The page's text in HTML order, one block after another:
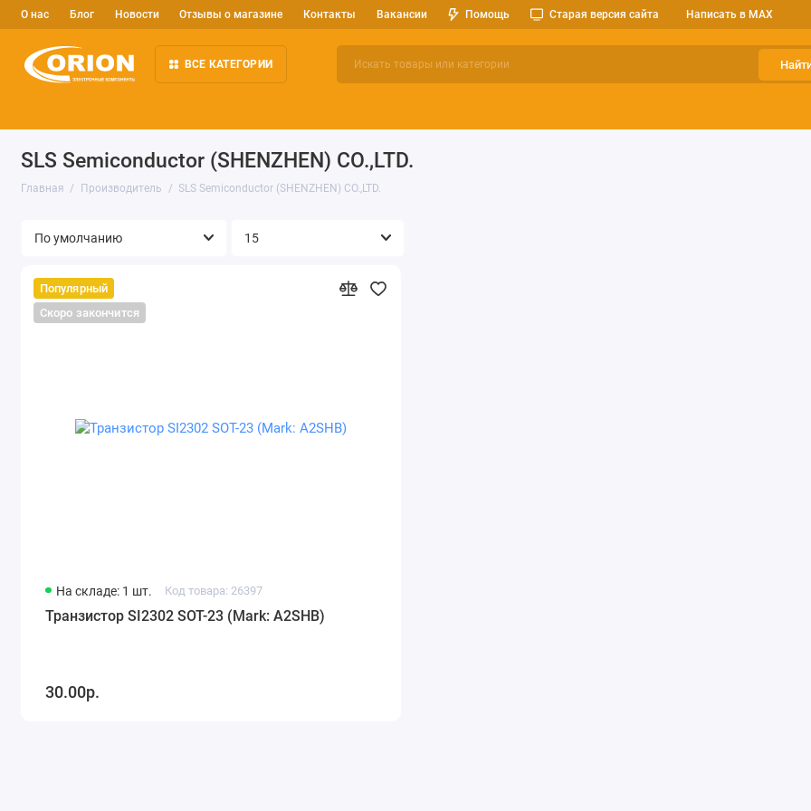
О нас Блог Новости Отзывы о магазине Контакты Вакансии Помощь Старая версия сайта Написать в MAX
ВСЕ КАТЕГОРИИ
SLS Semiconductor (SHENZHEN) CO.,LTD.
Главная Производитель SLS Semiconductor (SHENZHEN) CO.,LTD.
Популярный
Скоро закончится
На складе: 1 шт. Код товара: 26397
Транзистор SI2302 SOT-23 (Mark: A2SHB)
30.00р.